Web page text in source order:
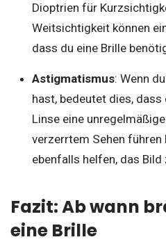
Dioptrien für
Weitsichtigkeit können
dass du eine Brille
Astigmatismus: Wenn
hast, bedeutet dies,
Linse eine
verzerrtem Sehen führen
ebenfalls helfen, das Bild
Fazit: Ab wann
eine Brille